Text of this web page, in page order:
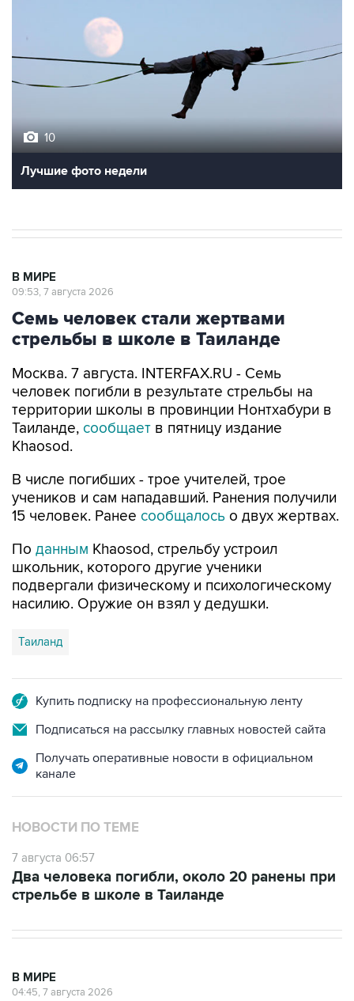
10
Лучшие фото недели
В МИРЕ
09:53, 7 августа 2026
Семь человек стали жертвами
стрельбы в школе в Таиланде
Москва. 7 августа. INTERFAX.RU - Семь
человек погибли в результате стрельбы на
территории школы в провинции Нонтхабури в
Таиланде, сообщает в пятницу издание
Khaosod.
В числе погибших - трое учителей, трое
учеников и сам нападавший. Ранения получили
15 человек. Ранее сообщалось о двух жертвах.
По данным Khaosod, стрельбу устроил
школьник, которого другие ученики
подвергали физическому и психологическому
насилию. Оружие он взял у дедушки.
Таиланд
Купить подписку на профессиональную ленту
Подписаться на рассылку главных новостей сайта
Получать оперативные новости в официальном
канале
НОВОСТИ ПО ТЕМЕ
7 августа 06:57
Два человека погибли, около 20 ранены при
стрельбе в школе в Таиланде
В МИРЕ
04:45, 7 августа 2026